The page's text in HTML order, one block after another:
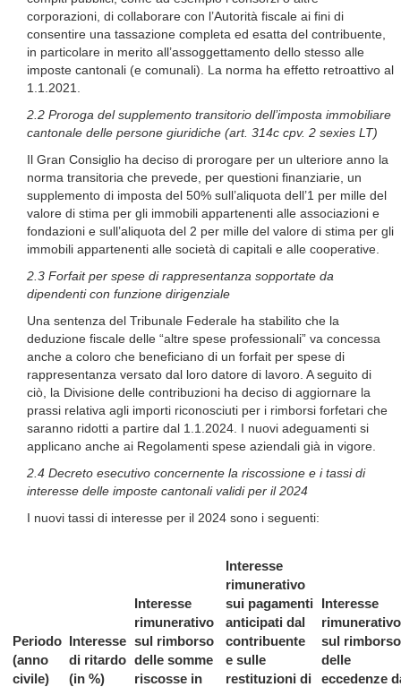
corporazioni, di collaborare con l’Autorità fiscale ai fini di
consentire una tassazione completa ed esatta del contribuente,
in particolare in merito all’assoggettamento dello stesso alle
imposte cantonali (e comunali). La norma ha effetto retroattivo al
1.1.2021.
2.2 Proroga del supplemento transitorio dell’imposta immobiliare
cantonale delle persone giuridiche (art. 314c cpv. 2 sexies LT)
Il Gran Consiglio ha deciso di prorogare per un ulteriore anno la
norma transitoria che prevede, per questioni finanziarie, un
supplemento di imposta del 50% sull’aliquota dell’1 per mille del
valore di stima per gli immobili appartenenti alle associazioni e
fondazioni e sull’aliquota del 2 per mille del valore di stima per gli
immobili appartenenti alle società di capitali e alle cooperative.
2.3 Forfait per spese di rappresentanza sopportate da
dipendenti con funzione dirigenziale
Una sentenza del Tribunale Federale ha stabilito che la
deduzione fiscale delle “altre spese professionali” va concessa
anche a coloro che beneficiano di un forfait per spese di
rappresentanza versato dal loro datore di lavoro. A seguito di
ciò, la Divisione delle contribuzioni ha deciso di aggiornare la
prassi relativa agli importi riconosciuti per i rimborsi forfetari che
saranno ridotti a partire dal 1.1.2024. I nuovi adeguamenti si
applicano anche ai Regolamenti spese aziendali già in vigore.
2.4 Decreto esecutivo concernente la riscossione e i tassi di
interesse delle imposte cantonali validi per il 2024
I nuovi tassi di interesse per il 2024 sono i seguenti:
Periodo
(anno
civile)
Interesse
di ritardo
(in %)
Interesse
rimunerativo
sul rimborso
delle somme
riscosse in
Interesse
rimunerativo
sui pagamenti
anticipati dal
contribuente
e sulle
restituzioni di
Interesse
rimunerativo
sul rimborso
delle
eccedenze